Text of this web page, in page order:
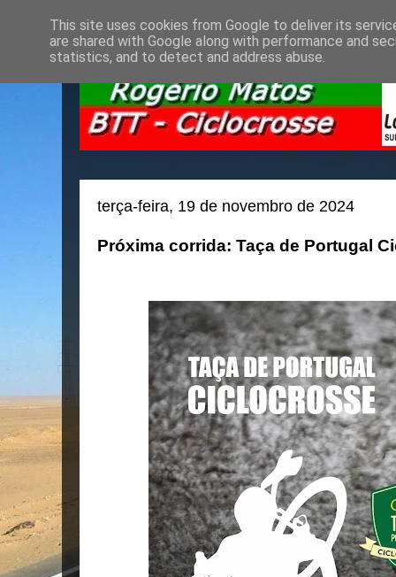
terça-feira, 19 de novembro de 2024
Próxima corrida: Taça de Portugal
This site uses cookies from Google to deliver its
are shared with Google along with performance and
statistics, and to detect and address abuse.